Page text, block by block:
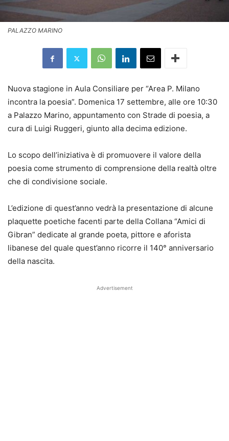
PALAZZO MARINO
Nuova stagione in Aula Consiliare per “Area P. Milano
incontra la poesia”. Domenica 17 settembre, alle ore 10:30
a Palazzo Marino, appuntamento con Strade di poesia, a
cura di Luigi Ruggeri, giunto alla decima edizione.
Lo scopo dell’iniziativa è di promuovere il valore della
poesia come strumento di comprensione della realtà oltre
che di condivisione sociale.
L’edizione di quest’anno vedrà la presentazione di alcune
plaquette poetiche facenti parte della Collana “Amici di
Gibran” dedicate al grande poeta, pittore e aforista
libanese del quale quest’anno ricorre il 140° anniversario
della nascita.
Advertisement